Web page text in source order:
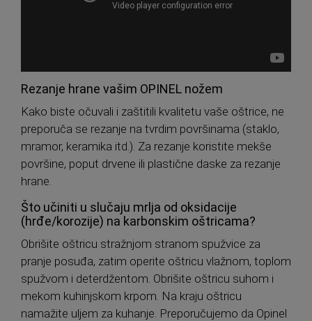
Rezanje hrane vašim OPINEL nožem
Kako biste očuvali i zaštitili kvalitetu vaše oštrice, ne
preporuča se rezanje na tvrdim površinama (staklo,
mramor, keramika itd.). Za rezanje koristite mekše
površine, poput drvene ili plastične daske za rezanje
hrane.
Što učiniti u slučaju mrlja od oksidacije
(hrđe/korozije) na karbonskim oštricama?
Obrišite oštricu stražnjom stranom spužvice za
pranje posuđa, zatim operite oštricu vlažnom, toplom
spužvom i deterdžentom. Obrišite oštricu suhom i
mekom kuhinjskom krpom. Na kraju oštricu
namažite uljem za kuhanje. Preporučujemo da Opinel